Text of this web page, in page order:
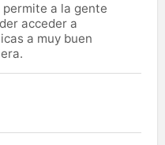
a la gente
acceder a
a muy buen